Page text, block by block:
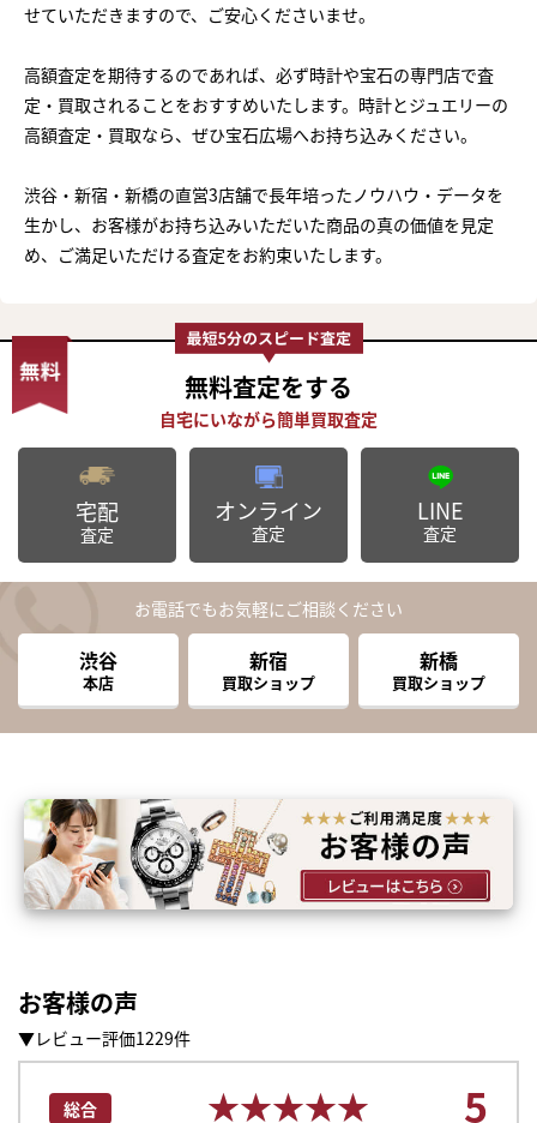
せていただきますので、ご安心くださいませ。
高額査定を期待するのであれば、必ず時計や宝石の専門店で査
定・買取されることをおすすめいたします。時計とジュエリーの
高額査定・買取なら、ぜひ宝石広場へお持ち込みください。
渋谷・新宿・新橋の直営3店舗で長年培ったノウハウ・データを
生かし、お客様がお持ち込みいただいた商品の真の価値を見定
め、ご満足いただける査定をお約束いたします。
無料査定をする
宅配
査定
オンライン
査定
LINE
査定
お電話でもお気軽にご相談ください
渋谷
本店
新宿
買取ショップ
新橋
買取ショップ
お客様の声
▼レビュー評価1229件
総合 ★★★★★
★★★★★ 5
まずは